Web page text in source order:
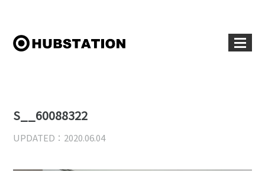
S__60088322
UPDATED：2020.06.04